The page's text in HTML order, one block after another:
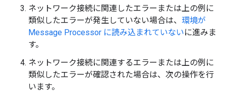
ネットワーク接続に関連したエラーまたは上の例に
類似したエラーが発生していない場合は、 環境が
Message Processor に読み込まれていないに進みま
す。
ネットワーク接続に関連するエラーまたは上の例に
類似したエラーが確認された場合は、次の操作を行
います。